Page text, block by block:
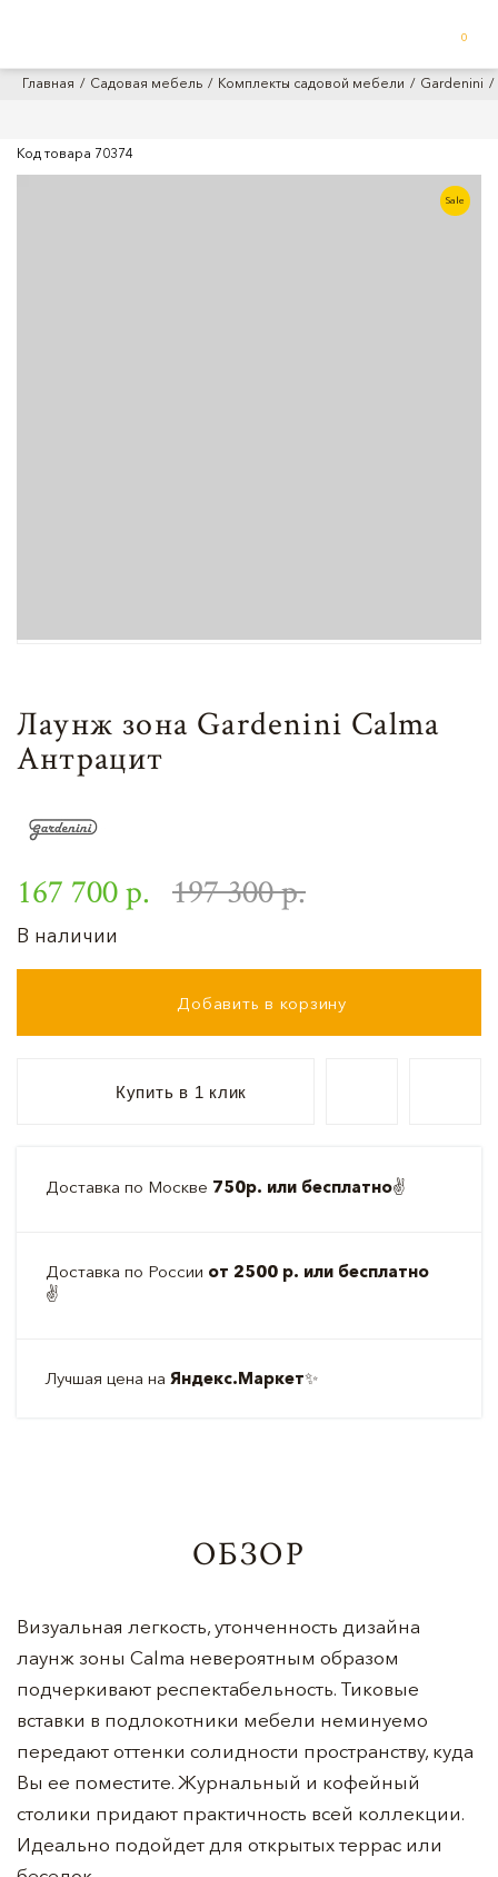
0
Главная Садовая мебель Комплекты садовой мебели Gardenini
Код товара 70374
Sale
Лаунж зона Gardenini Calma
Антрацит
167 700 р. 197 300 р.
В наличии
Добавить в корзину
Купить в 1 клик
Доставка по Москве 750р. или бесплатно✌️
Доставка по России от 2500 р. или бесплатно
✌️
Лучшая цена на Яндекс.Маркет✨
ОБЗОР
Визуальная легкость, утонченность дизайна
лаунж зоны Calma невероятным образом
подчеркивают респектабельность. Тиковые
вставки в подлокотники мебели неминуемо
передают оттенки солидности пространству, куда
Вы ее поместите. Журнальный и кофейный
столики придают практичность всей коллекции.
Идеально подойдет для открытых террас или